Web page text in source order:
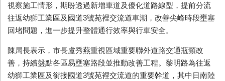
視察施工情形，期盼透過新增車道及優化道路線型，提前分流
往返幼獅工業區及國道3號苑裡交流道車潮，改善尖峰時段壅塞
回堵問題，進一步提升整體通行效率與行車安全。
陳局長表示，市長盧秀燕重視區域重要聯外道路交通瓶頸改
善，持續盤點各區易壅塞路段並推動改善工程。黎明路為往返
幼獅工業區及銜接國道3號苑裡交流道的重要幹道，其中日南陸